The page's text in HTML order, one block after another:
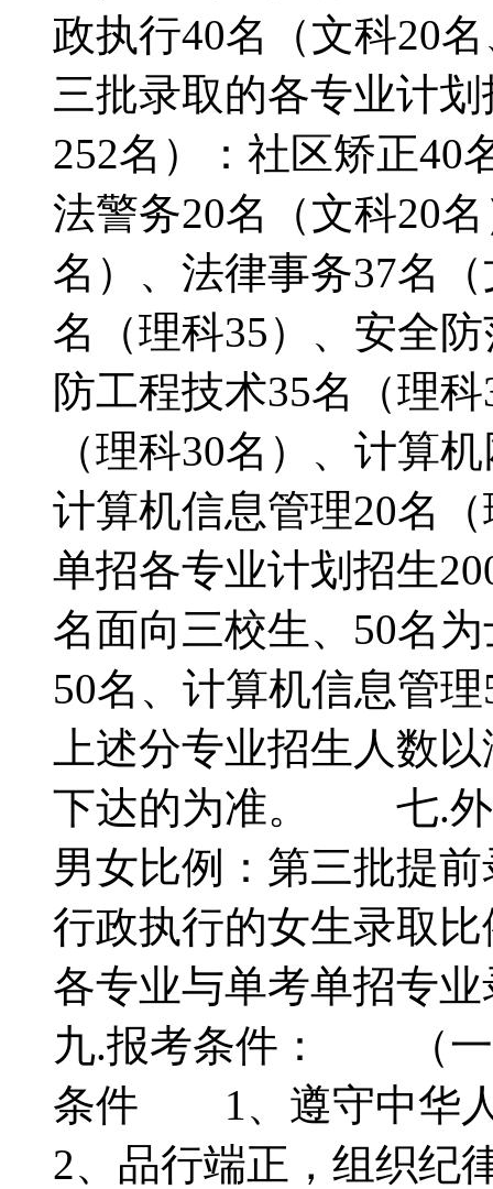
政执行40名（文科
三批录取的各专业计
252名）：社区矫正40
法警务20名（文科20
名）、法律事务37名
名（理科35）、安全
防工程技术35名（理
（理科30名）、计算
计算机信息管理20名
单招各专业计划招生
名面向三校生、50名
50名、计算机信息管
上述分专业招生人数
下达的为准。 七.
男女比例：第三批提
行政执行的女生录取
各专业与单考单招
九.报考条件： （一
条件 1、遵守中华
2、品行端正，组织